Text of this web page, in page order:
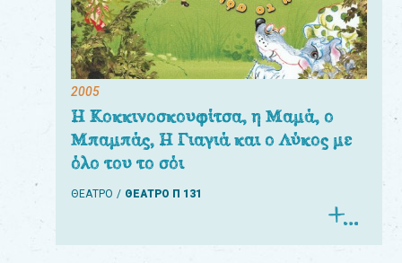
2005
Η Κοκκινοσκουφίτσα, η Μαμά, ο
Μπαμπάς, Η Γιαγιά και ο Λύκος με
όλο του το σόι
ΘΕΑΤΡΟ ΘΕΑΤΡΟ Π 131